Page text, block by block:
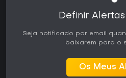
Definir
Seja notificado por email
baixarem para o
Os Meus